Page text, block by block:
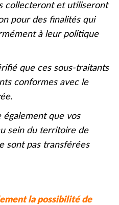
collecteront et utiliseront
pour des finalités qui
à leur politique
que ces sous-traitants
conformes avec le
que vos
sein du territoire de
sont pas transférées
la possibilité de